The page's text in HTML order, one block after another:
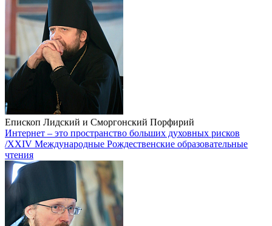
Епископ Лидский и Сморгонский Порфирий
Интернет – это пространство больших духовных рисков
/XXIV Международные Рождественские образовательные
чтения